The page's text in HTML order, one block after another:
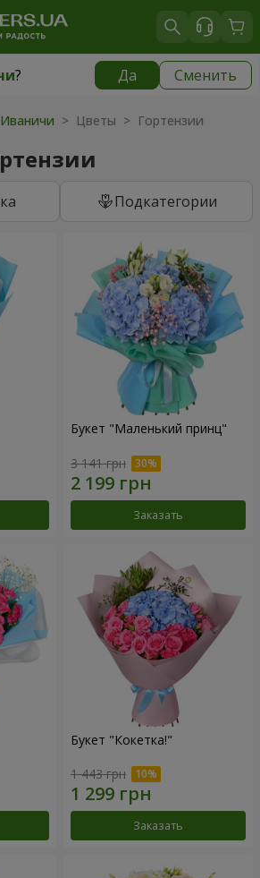
? Да Сменить
|
> Цветы > Гортензии
Подкатегории
Букет "Маленький принц"
3 141 грн
Заказать
Букет "Кокетка!"
1 443 грн
Заказать